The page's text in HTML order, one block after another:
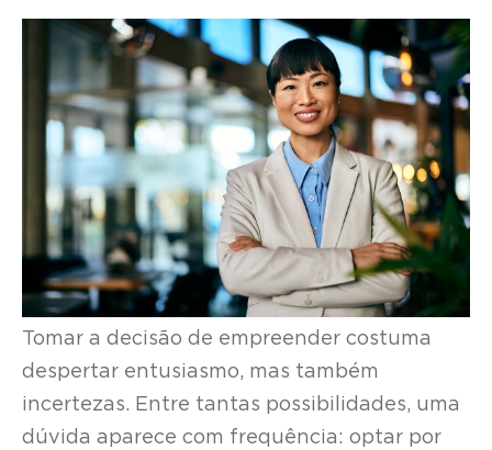
Tomar a decisão de empreender costuma
despertar entusiasmo, mas também
incertezas. Entre tantas possibilidades, uma
dúvida aparece com frequência: optar por